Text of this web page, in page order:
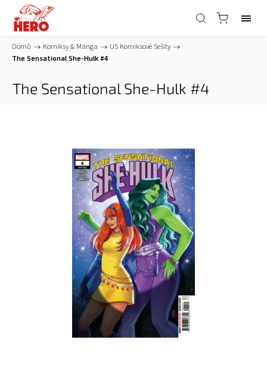
Domů / Komiksy & Manga / US Komiksové Sešity /
The Sensational She-Hulk #4
The Sensational She-Hulk #4